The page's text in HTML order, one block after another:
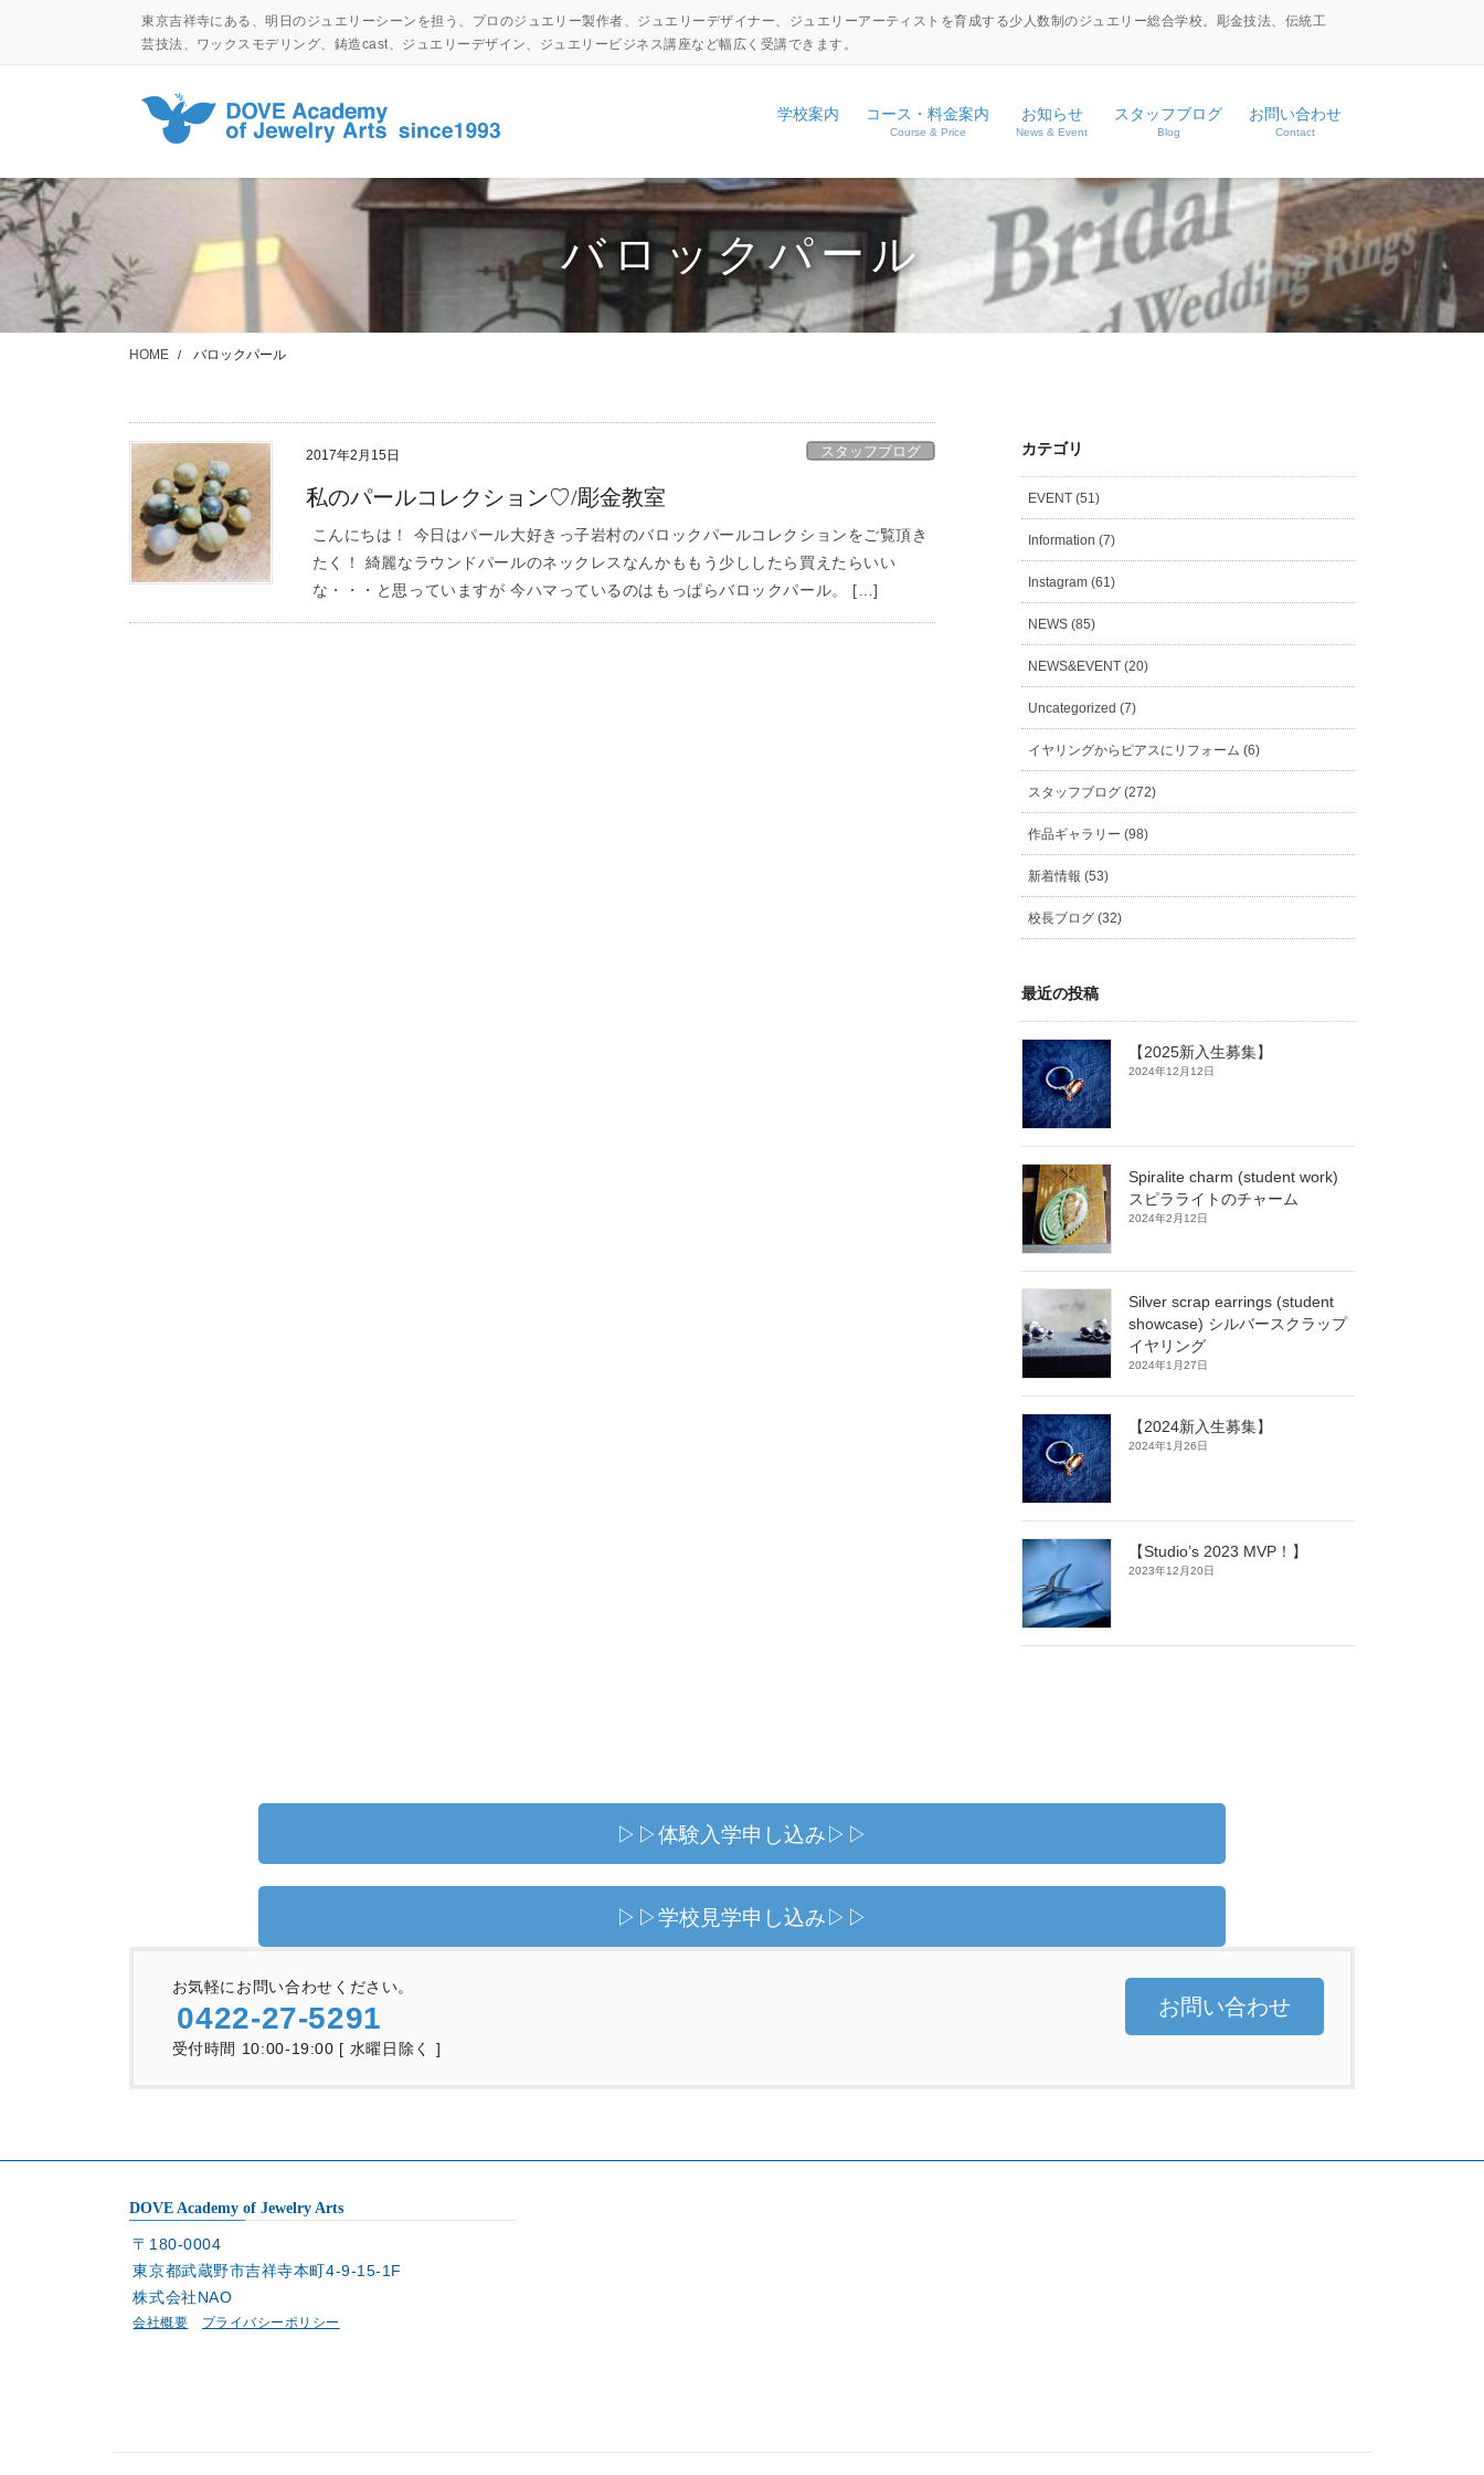
動
に
移
東京吉祥寺にある、明日のジュエリーシーンを担う、プロのジュエリー製作者、ジュエリーデザイナー、ジュエリーアーティストを育成する少人数制のジュエリー総合学校。彫金技法、伝統工
芸技法、ワックスモデリング、鋳造cast、ジュエリーデザイン、ジュエリービジネス講座など幅広く受講できます。
学校案内
設備・工具紹介
アクセス
コース・料金案内
Course & Price
ジュエリーキャリアアップコース
ジュエリーディプロマコース
コマーシャルジュエリーコース
日本伝統彫金コース
学校見学申し込み
お知らせ
News & Event
NEWS
スタッフブログ
Blog
お問い合わせ
Contact
バロックパール
HOME バロックパール
2017年2月15日 スタッフブログ
私のパールコレクション♡/彫金教室
こんにちは！ 今日はパール大好きっ子岩村のバロックパールコレクションをご覧頂き
たく！ 綺麗なラウンドパールのネックレスなんかももう少ししたら買えたらいい
な・・・と思っていますが 今ハマっているのはもっぱらバロックパール。 […]
カテゴリ
EVENT (51)
Information (7)
Instagram (61)
NEWS (85)
NEWS&EVENT (20)
Uncategorized (7)
イヤリングからピアスにリフォーム (6)
スタッフブログ (272)
作品ギャラリー (98)
新着情報 (53)
校長ブログ (32)
最近の投稿
【2025新入生募集】
2024年12月12日
Spiralite charm (student work)
スピラライトのチャーム
2024年2月12日
Silver scrap earrings (student
showcase) シルバースクラップ
イヤリング
2024年1月27日
【2024新入生募集】
2024年1月26日
【Studio’s 2023 MVP！】
2023年12月20日
▷▷体験入学申し込み▷▷
▷▷学校見学申し込み▷▷
お気軽にお問い合わせください。
0422-27-5291
受付時間 10:00-19:00 [ 水曜日除く ]
お問い合わせ
DOVE Academy of Jewelry Arts
〒180-0004
東京都武蔵野市吉祥寺本町4-9-15-1F
株式会社NAO
会社概要 プライバシーポリシー